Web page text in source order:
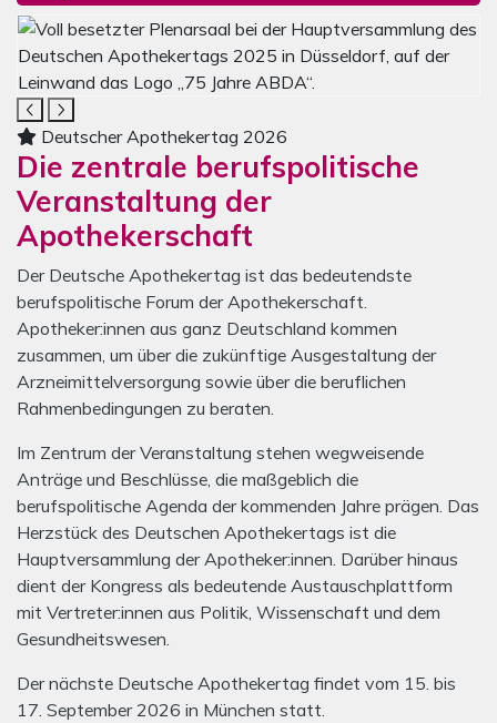
Mediengalerie zum Deutschen Apothekertag
Das Karussell enthält vier Bilder. Mit den
Deutscher Apothekertag 2026
Die zentrale berufspolitische
Veranstaltung der
Apothekerschaft
Der Deutsche Apothekertag ist das bedeutendste
berufspolitische Forum der Apothekerschaft.
Apotheker:innen aus ganz Deutschland kommen
zusammen, um über die zukünftige Ausgestaltung der
Arzneimittelversorgung sowie über die beruflichen
Rahmenbedingungen zu beraten.
Im Zentrum der Veranstaltung stehen wegweisende
Anträge und Beschlüsse, die maßgeblich die
berufspolitische Agenda der kommenden Jahre prägen. Das
Herzstück des Deutschen Apothekertags ist die
Hauptversammlung der Apotheker:innen. Darüber hinaus
dient der Kongress als bedeutende Austauschplattform
mit Vertreter:innen aus Politik, Wissenschaft und dem
Gesundheitswesen.
Der nächste Deutsche Apothekertag findet vom 15. bis
17. September 2026 in München statt.